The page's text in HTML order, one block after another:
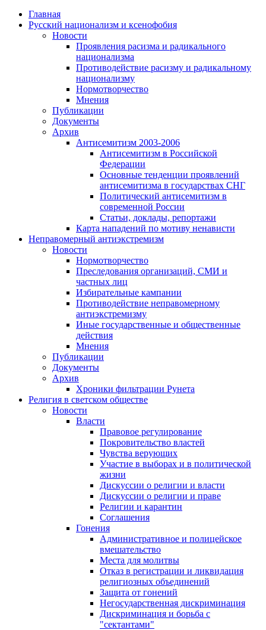
Главная
Русский национализм и ксенофобия
Новости
Проявления расизма и радикального
национализма
Противодействие расизму и радикальному
национализму
Нормотворчество
Мнения
Публикации
Документы
Архив
Антисемитизм 2003-2006
Антисемитизм в Российской
Федерации
Основные тенденции проявлений
антисемитизма в государствах СНГ
Политический антисемитизм в
современной России
Статьи, доклады, репортажи
Карта нападений по мотиву ненависти
Неправомерный антиэкстремизм
Новости
Нормотворчество
Преследования организаций, СМИ и
частных лиц
Избирательные кампании
Противодействие неправомерному
антиэкстремизму
Иные государственные и общественные
действия
Мнения
Публикации
Документы
Архив
Хроники фильтрации Рунета
Религия в светском обществе
Новости
Власти
Правовое регулирование
Покровительство властей
Чувства верующих
Участие в выборах и в политической
жизни
Дискуссии о религии и власти
Дискуссии о религии и праве
Религии и карантин
Соглашения
Гонения
Административное и полицейское
вмешательство
Места для молитвы
Отказ в регистрации и ликвидация
религиозных объединений
Защита от гонений
Негосударственная дискриминация
Дискриминация и борьба с
"сектантами"